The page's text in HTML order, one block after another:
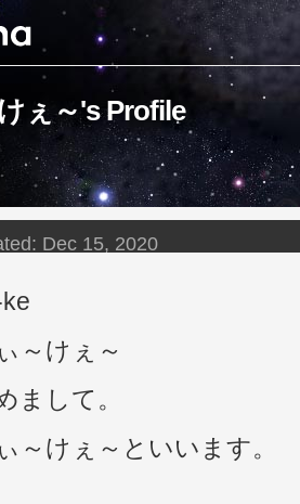
ぇ～'s Profile
Dec 15, 2020
～けぇ～
まして。
～けぇ～といいます。